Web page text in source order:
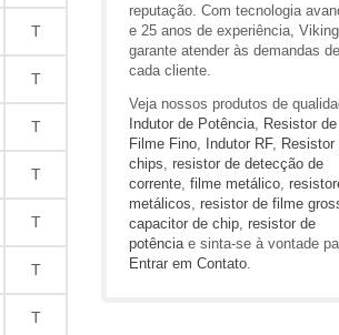
T
T
T
T
T
T
T
reputação. Com tecnologia
e 25 anos de experiência, Viking
garante atender às demandas de
cada cliente.
Veja nossos produtos de
Indutor de Potência, Resistor de
Filme Fino, Indutor RF, Resistor
chips, resistor de detecção de
corrente, filme metálico,
metálicos, resistor de filme
capacitor de chip, resistor de
potênciae sinta-se à vontade
Entrar em Contato.